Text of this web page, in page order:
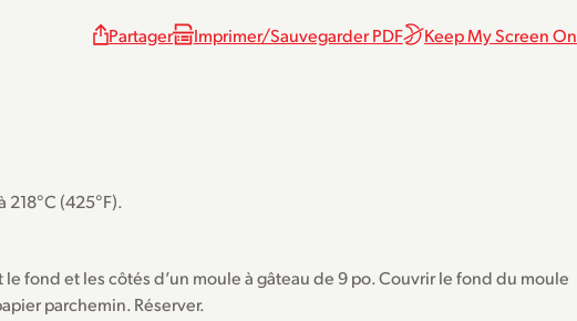
Partager Imprimer/Sauvegarder PDF Keep My Screen On
218°C (425°F).
fond et les côtés d’un moule à gâteau de 9 po. Couvrir le fond du moule
parchemin. Réserver.